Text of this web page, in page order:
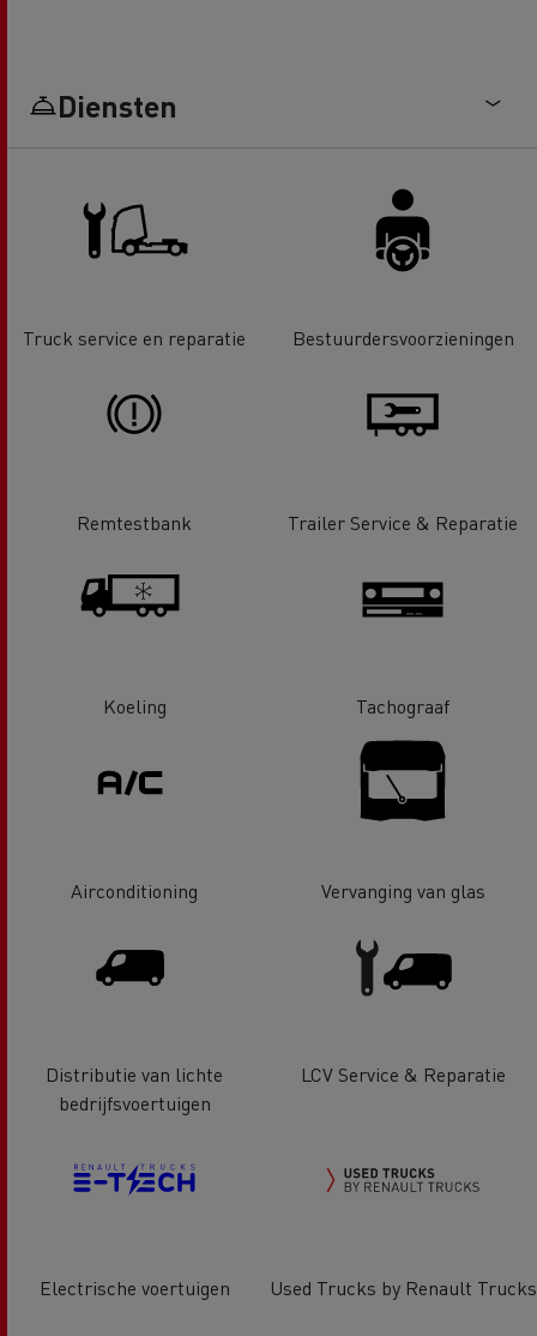
Diensten
Truck service en reparatie Bestuurdersvoorzieningen
Remtestbank Trailer Service & Reparatie
Koeling Tachograaf
Airconditioning Vervanging van glas
Distributie van lichte
bedrijfsvoertuigen
LCV Service & Reparatie
Electrische voertuigen Used Trucks by Renault Trucks